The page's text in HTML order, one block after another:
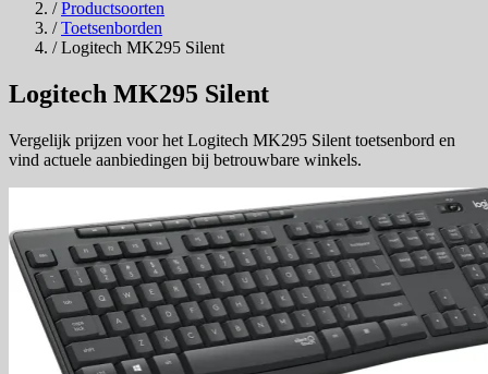
/ Productsoorten
/ Toetsenborden
/ Logitech MK295 Silent
Logitech MK295 Silent
Vergelijk prijzen voor het Logitech MK295 Silent toetsenbord en
vind actuele aanbiedingen bij betrouwbare winkels.